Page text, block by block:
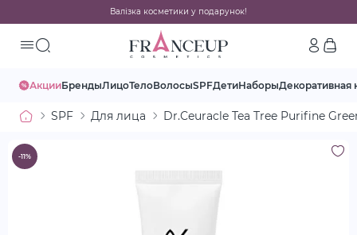
Валізка косметики у подарунок!
АкцииБрендыЛицоТелоВолосыSPFДетиНаборыДекоративная
SPF Для лица Dr.Ceuracle Tea Tree Purifine
-11%